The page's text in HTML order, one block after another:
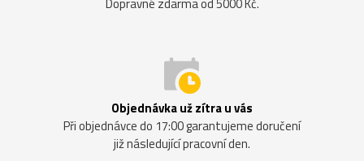
Objednávka už zítra u vás
Při objednávce do 17:00 garantujeme doručení
již následující pracovní den.